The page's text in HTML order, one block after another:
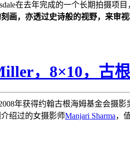
在去年完成的一个长期拍摄项
画，亦透过史诗般的视野，来审视
，8×10，古
年获得约翰古根海姆基金会摄影
绍过的女摄影师Manjari Sharma，